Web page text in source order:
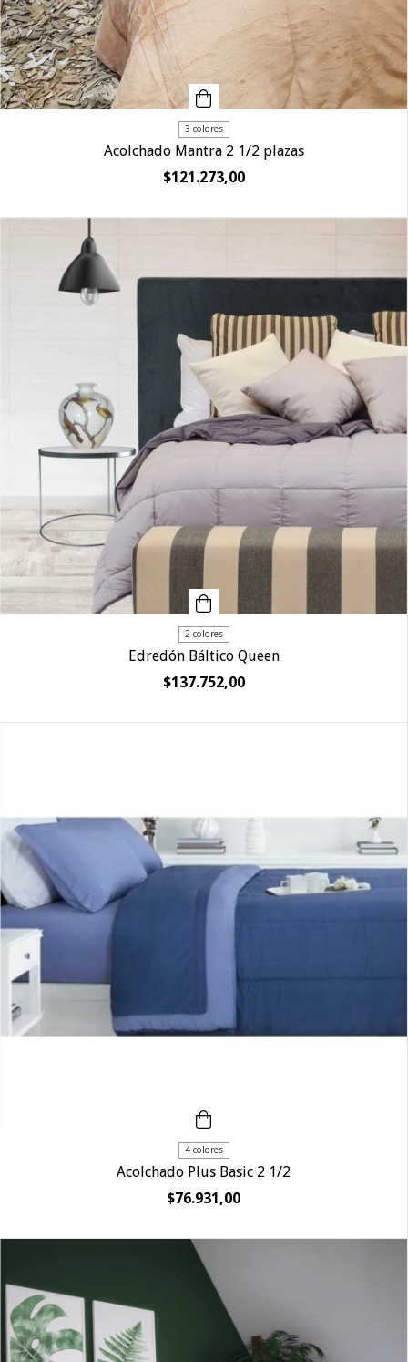
3 colores
Acolchado Mantra 2 1/2 plazas
$121.273,00
2 colores
Edredón Báltico Queen
$137.752,00
4 colores
Acolchado Plus Basic 2 1/2
$76.931,00